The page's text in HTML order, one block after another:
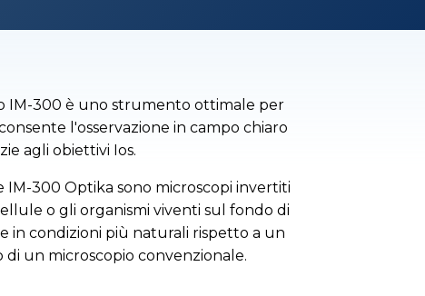
IM-300 è uno strumento ottimale per
l'osservazione in campo chiaro
agli obiettivi Ios.
IM-300 Optika sono microscopi invertiti
o gli organismi viventi sul fondo di
in condizioni più naturali rispetto a un
di un microscopio convenzionale.